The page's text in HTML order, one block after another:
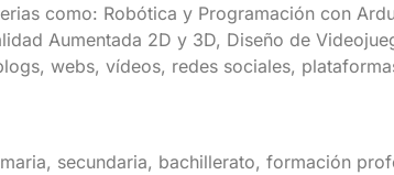
como: Robótica y Programación con
Aumentada 2D y 3D, Diseño de
webs, vídeos, redes sociales,
secundaria, bachillerato, formación